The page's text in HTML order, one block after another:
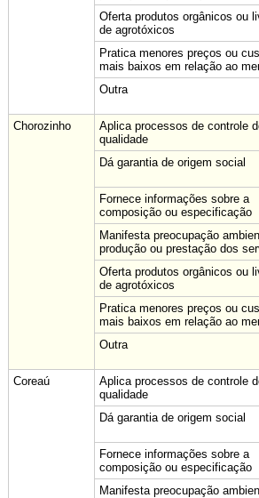
Oferta produtos orgânicos ou
de agrotóxicos
Pratica menores preços ou
mais baixos em relação ao
Outra
Chorozinho
Aplica processos de controle
qualidade
Dá garantia de origem social
Fornece informações sobre a
composição ou especificação
Manifesta preocupação
produção ou prestação dos
Oferta produtos orgânicos ou
de agrotóxicos
Pratica menores preços ou
mais baixos em relação ao
Outra
Coreaú
Aplica processos de controle
qualidade
Dá garantia de origem social
Fornece informações sobre a
composição ou especificação
Manifesta preocupação